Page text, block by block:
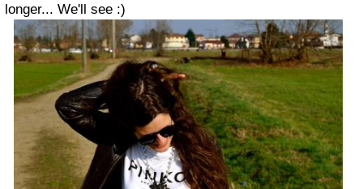
longer... We'll see :)